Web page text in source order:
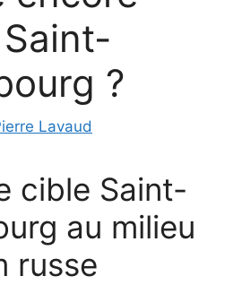
?
Lavaud
cible Saint-
au milieu
russe